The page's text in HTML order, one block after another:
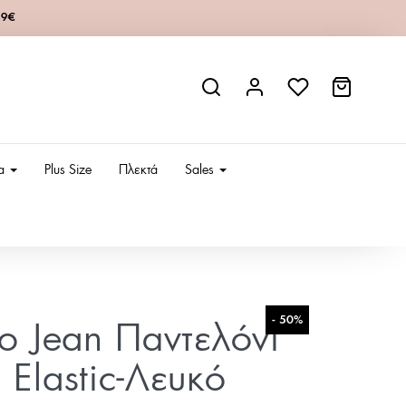
Plus Size Πλεκτά Sales
- 50%
Jean Παντελόνι
Λευκό